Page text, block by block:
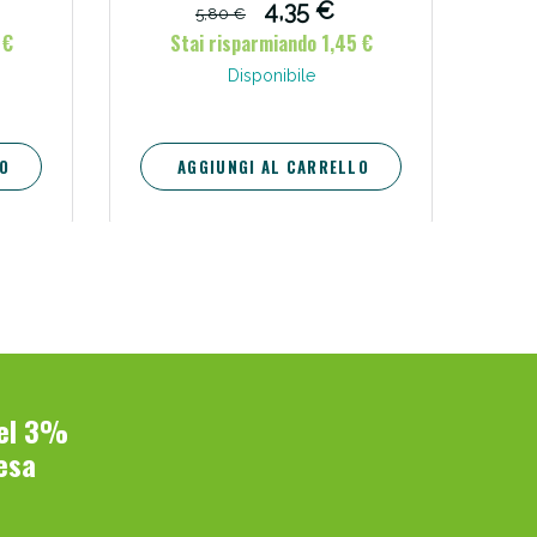
5,80 €
4,35 €
Stai risparmiando 1,45 €
Disponibile
AGGIUNGI AL CARRELLO
3%